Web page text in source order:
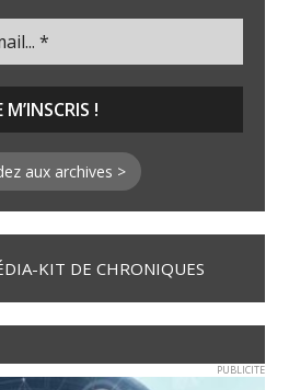
aux archives >
KIT DE CHRONIQUES
PUBLICITE